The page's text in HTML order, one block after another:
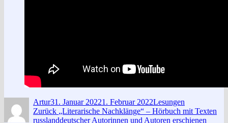
Autor
ArturVeröffentlicht
am
31. Januar 20221. Februar 2022Kategorien
Lesungen
Beitragsnavigation
Zurück
Vorheriger
Beitrag:
„Literarische Nachklänge“ – Hörbuch mit Texten
russlanddeutscher Autorinnen und Autoren erschienen